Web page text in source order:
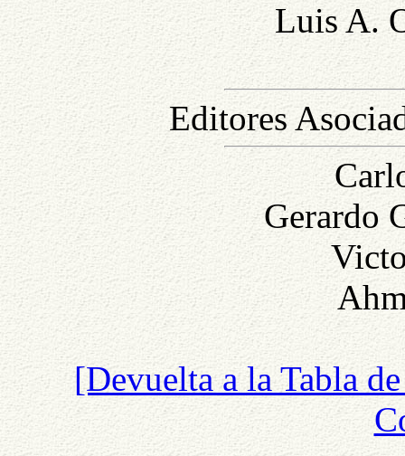
Luis A.
Editores
Gerardo
[Devuelta a la Tabla